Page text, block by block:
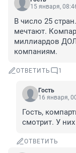
15 января,
В число 25
мечтают.
миллиардов
компаниям.
ОТВЕТИТЬ 1
Гость
16 января,
Гость,
смотрит. У
ОТВЕТИТЬ